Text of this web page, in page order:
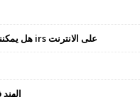
هل يمكنني دفع فاتورة ضريبةي irs على الانترنت